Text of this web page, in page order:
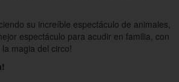
su increíble espectáculo de animales,
espectáculo para acudir en familia, con
magia del circo!